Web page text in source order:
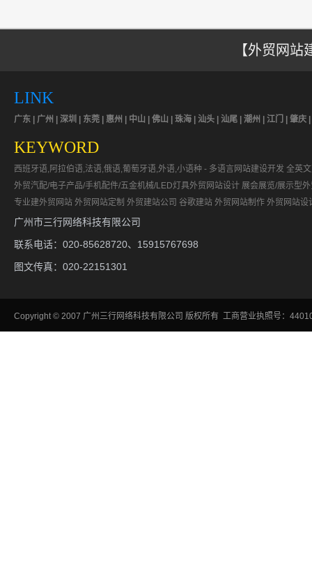
【外贸网
LINK
广东 | 广州 | 深圳 | 东莞 | 惠州 | 中山 | 佛山 | 珠海 | 汕头 | 汕尾 | 潮州 | 江门 | 肇庆
KEYWORD
西班牙语,阿拉伯语,法语,俄语,葡萄牙语,外语,小语种 - 多语言网站建设开发 全英
外贸汽配/电子产品/手机配件/五金机械/LED灯具外贸网站设计 展会展览/展示型
专业建外贸网站 外贸网站定制 外贸建站公司 谷歌建站 外贸网站制作 外贸网站设
广州市三行网络科技有限公司
联系电话：020-85628720、15915767698
图文传真：020-22151301
Copyright© 2007 广州三行网络科技有限公司 版权所有 工商营业执照号：